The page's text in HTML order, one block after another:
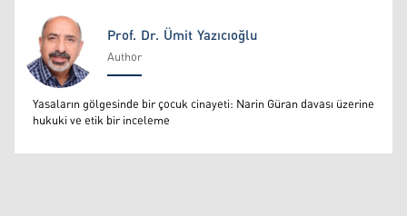
Prof. Dr. Ümit Yazıcıoğlu
Prof. Dr. Ümit Yazıcıoğlu
Author
Yasaların gölgesinde bir çocuk cinayeti: Narin Güran davası üzerine
hukuki ve etik bir inceleme